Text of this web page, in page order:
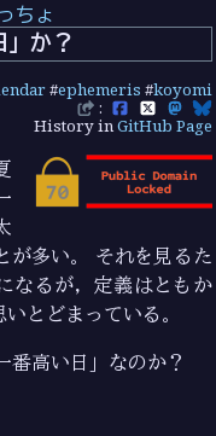
ちょ
」か？
#ephemeris #koyomi
:
History inGitHub Page
が多い。 それを見るた
なるが，定義はともか
とどまっている。
番高い日」なのか？